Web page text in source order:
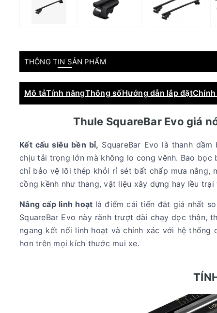
THÔNG TIN SẢN PHẨM
Mô tảTính năngThông sốHướng dẫn lắp đặt
Thule SquareBar Evo giá
Kết cấu siêu bền bỉ, SquareBar Evo là thanh
chịu tải trọng lớn mà không lo cong vênh. Bao bọc
chỉ bảo vệ lõi thép khỏi rỉ sét bất chấp mưa
cồng kềnh như thang, vật liệu xây dựng hay lều
Nâng cấp linh hoạt là điểm cải tiến đắt giá nhất
SquareBar Evo này rãnh trượt dài chạy dọc thân,
ngang kết nối linh hoạt và chính xác với hệ
hơn trên mọi kích thước mui xe.